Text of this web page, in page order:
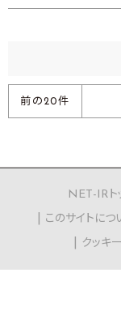
前の20件
NET-IRト
このサイトにつ
クッキ